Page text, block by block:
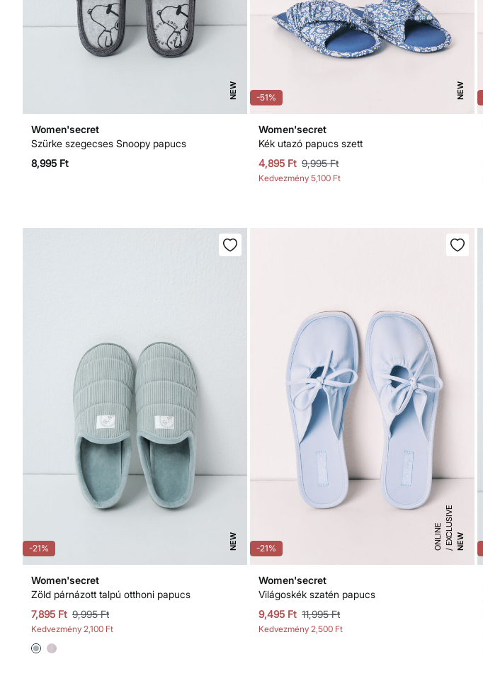
NEW
Women'secret
Szürke szegecses Snoopy papucs
8,995 Ft
-51% NEW
Women'secret
Kék utazó papucs szett
4,895 Ft 9,995 Ft
Kedvezmény 5,100 Ft
-21% NEW
Women'secret
Zöld párnázott talpú otthoni papucs
7,895 Ft 9,995 Ft
Kedvezmény 2,100 Ft
-21% NEW
E
X
C
L
US
I
V
E
O
N
L
I
N
E
Women'secret
Világoskék szatén papucs
9,495 Ft 11,995 Ft
Kedvezmény 2,500 Ft